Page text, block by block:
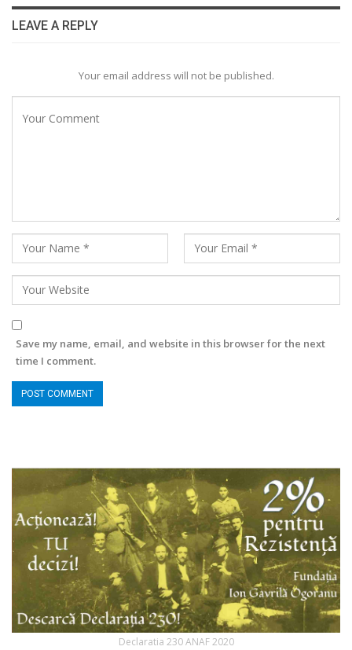
LEAVE A REPLY
Your email address will not be published.
Save my name, email, and website in this browser for the next
time I comment.
Declaratia 230 ANAF 2020